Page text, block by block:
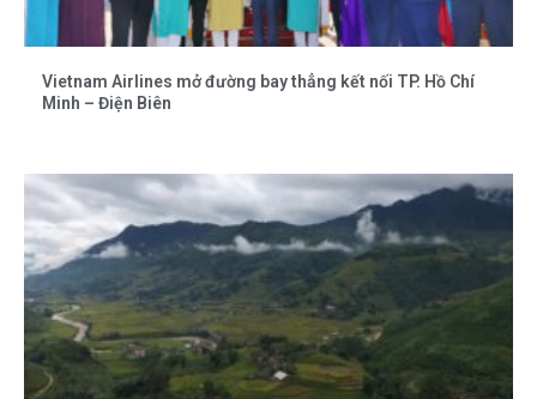
Vietnam Airlines mở đường bay thẳng kết nối TP. Hồ Chí
Minh – Điện Biên